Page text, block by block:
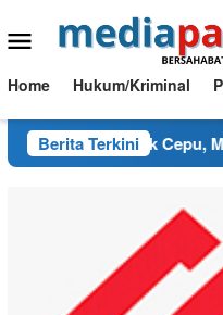
ke
Menu
Mobile
Home Hukum/Kriminal
Berita Terkini
PI Blok Cepu, Mengapa